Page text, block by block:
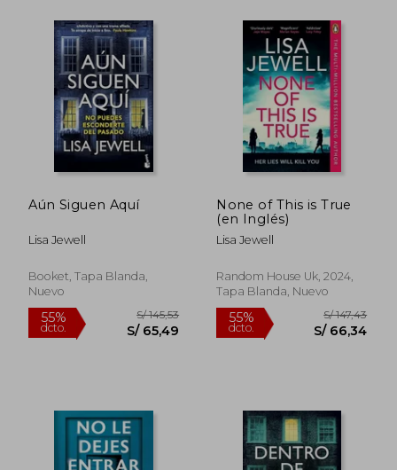
52%
Aún Siguen Aquí
Lisa Jewell
Booket, Tapa Blanda,
Nuevo
None of This is True
(en Inglés)
Lisa Jewell
Random House Uk, 2024,
Tapa Blanda, Nuevo